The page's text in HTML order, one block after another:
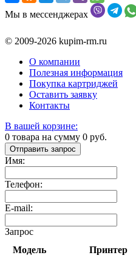
Мы в мессенджерах
© 2009-2026 kupim-rm.ru
О компании
Полезная информация
Покупка картриджей
Оставить заявку
Контакты
В вашей корзине:
0 товара на сумму 0 руб.
Отправить запрос
Имя:
Телефон:
E-mail:
Запрос
Модель
Принтер